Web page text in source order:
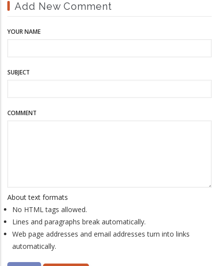
Add New Comment
YOUR NAME
SUBJECT
COMMENT
About text formats
No HTML tags allowed.
Lines and paragraphs break automatically.
Web page addresses and email addresses turn into links
automatically.